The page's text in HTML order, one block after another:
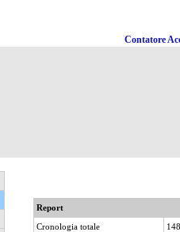
Contatore
Report
Cronologia totale